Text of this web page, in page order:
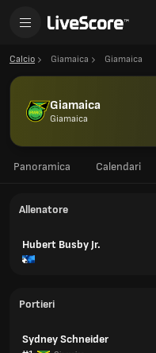
Calcio Giamaica Giamaica
Giamaica
Giamaica
Panoramica Calendari
Allenatore
Hubert Busby Jr.
Portieri
Sydney Schneider